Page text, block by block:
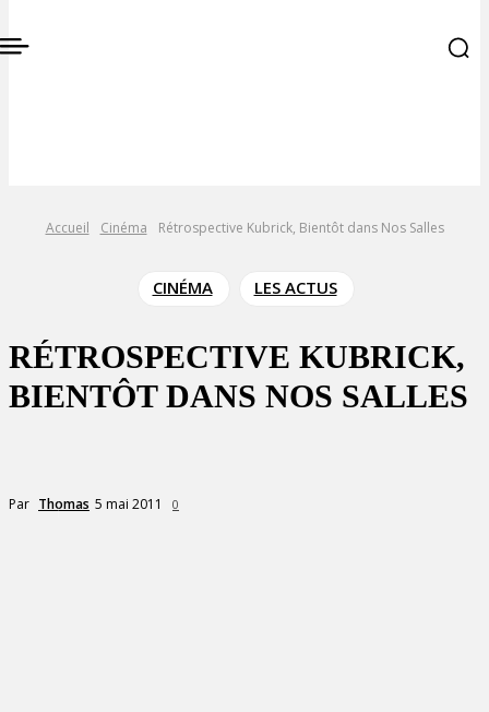
Accueil Cinéma Rétrospective Kubrick, Bientôt dans Nos Salles
CINÉMA LES ACTUS
RÉTROSPECTIVE KUBRICK,
BIENTÔT DANS NOS SALLES
Par Thomas 5 mai 2011 0